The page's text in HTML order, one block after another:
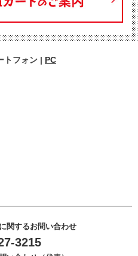
トフォン | PC
関するお問い合わせ
3215